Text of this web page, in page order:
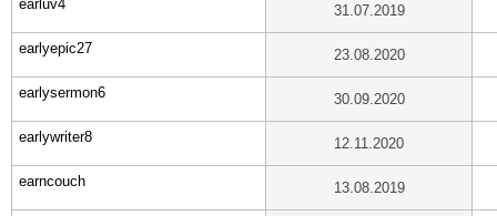
earluv4 31.07.2019
earlyepic27 23.08.2020
earlysermon6 30.09.2020
earlywriter8 12.11.2020
earncouch 13.08.2019